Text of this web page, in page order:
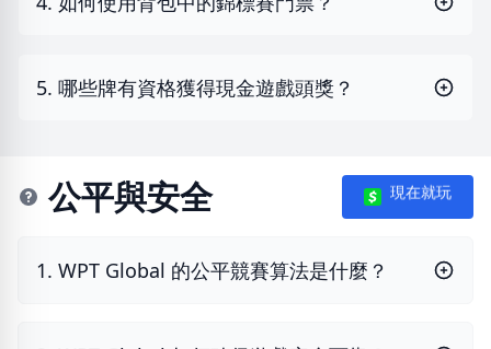
5. 哪些牌有資格獲得現金遊戲頭獎？
公平與安全 現在就玩
1. WPT Global 的公平競賽算法是什麼？